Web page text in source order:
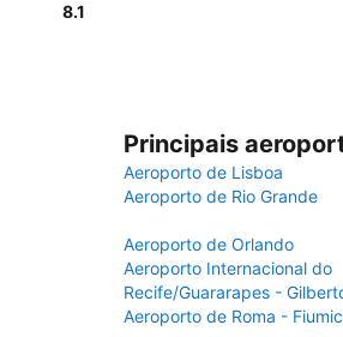
8.1
Principais
Aeroporto de Lisboa
Aeroporto de Rio Grande
Aeroporto de Orlando
Aeroporto Internacional do
Recife/Guararapes -
Aeroporto de Roma -